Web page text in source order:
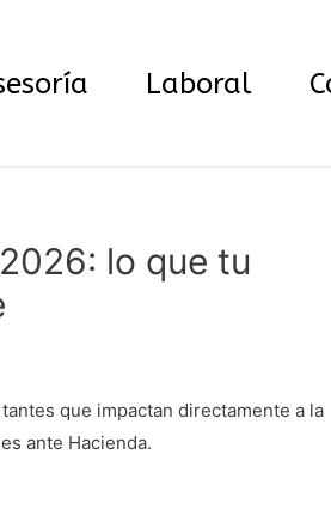
Laboral
lo que tu
que impactan directamente a la
ante Hacienda.